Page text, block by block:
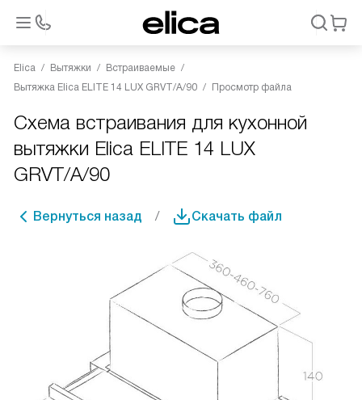
Elica Вытяжки
Встраиваемые
Вытяжка Elica ELITE 14 LUX GRVT/A/90
Просмотр файла
Схема встраивания для кухонной
вытяжки Elica ELITE 14 LUX
GRVT/A/90
Вернуться назад Скачать файл